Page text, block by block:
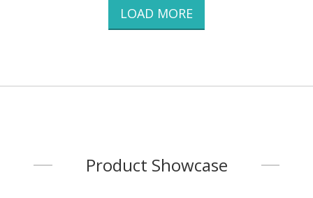
materials. We keep introducing new patterns and colors into the
LOAD MORE
Product Showcase